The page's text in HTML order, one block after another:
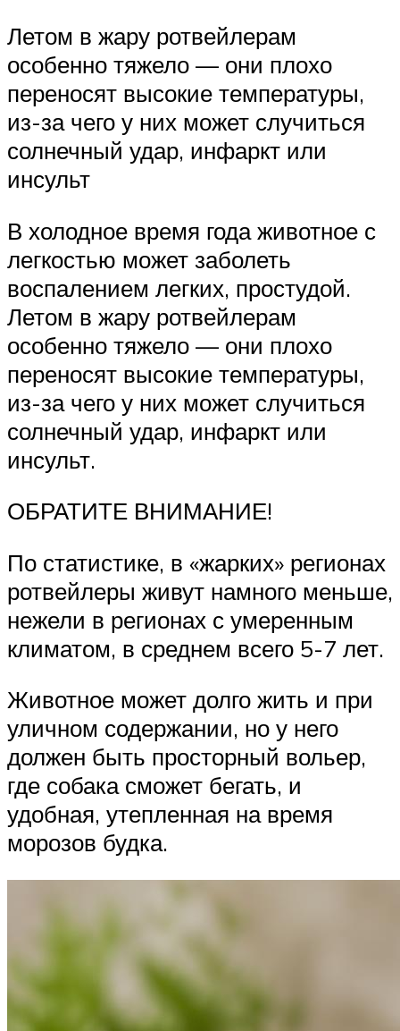
Летом в жару ротвейлерам
особенно тяжело — они плохо
переносят высокие температуры,
из-за чего у них может случиться
солнечный удар, инфаркт или
инсульт
В холодное время года животное с
легкостью может заболеть
воспалением легких, простудой.
Летом в жару ротвейлерам
особенно тяжело — они плохо
переносят высокие температуры,
из-за чего у них может случиться
солнечный удар, инфаркт или
инсульт.
ОБРАТИТЕ ВНИМАНИЕ!
По статистике, в «жарких» регионах
ротвейлеры живут намного меньше,
нежели в регионах с умеренным
климатом, в среднем всего 5-7 лет.
Животное может долго жить и при
уличном содержании, но у него
должен быть просторный вольер,
где собака сможет бегать, и
удобная, утепленная на время
морозов будка.